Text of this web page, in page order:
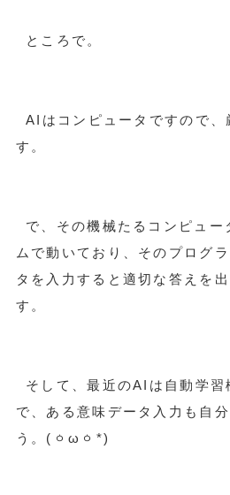
ところで。
AIはコンピュータですので、
す。
で、その機械たるコンピュー
ムで動いており、そのプログ
タを入力すると適切な答えを
す。
そして、最近のAIは自動学習
で、ある意味データ入力も自
う。(ㆁωㆁ*)